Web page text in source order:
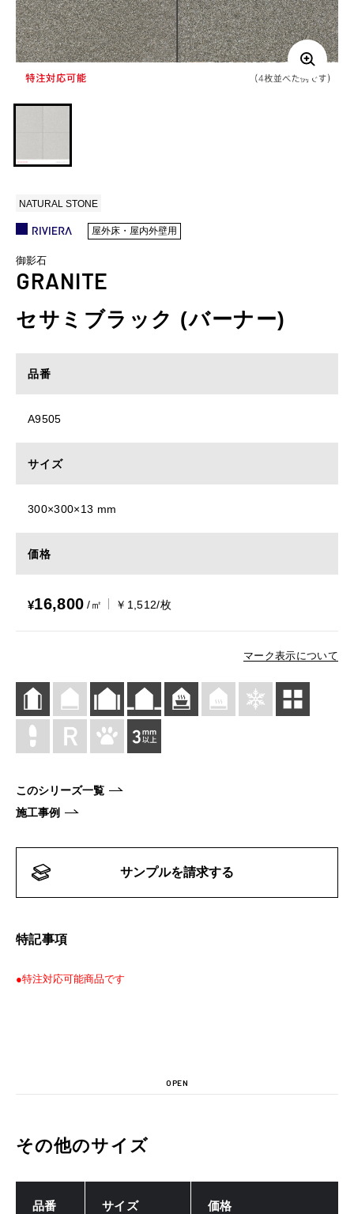
NATURAL STONE
屋外床・屋内外壁用
御影石
GRANITE
セサミブラック (バーナー)
品番
A9505
サイズ
300×300×13 mm
価格
¥16,800 /㎡ ￥1,512/枚
マーク表示について
このシリーズ一覧
施工事例
サンプルを請求する
特記事項
●特注対応可能商品です
OPEN
その他のサイズ
品番 サイズ 価格